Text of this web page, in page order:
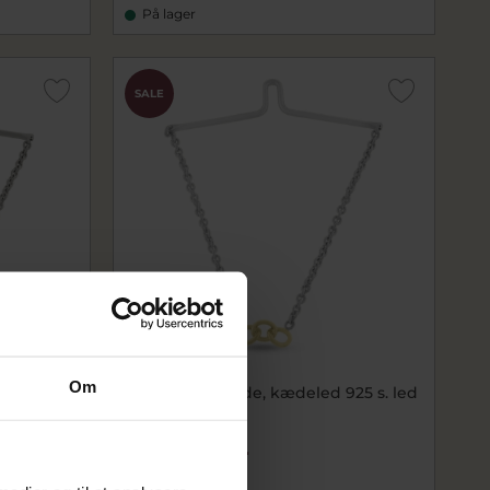
Om
På lager
kt.
SALE
Loge, slipsekæde, kædeled 925 s. led
1.020,00 kr